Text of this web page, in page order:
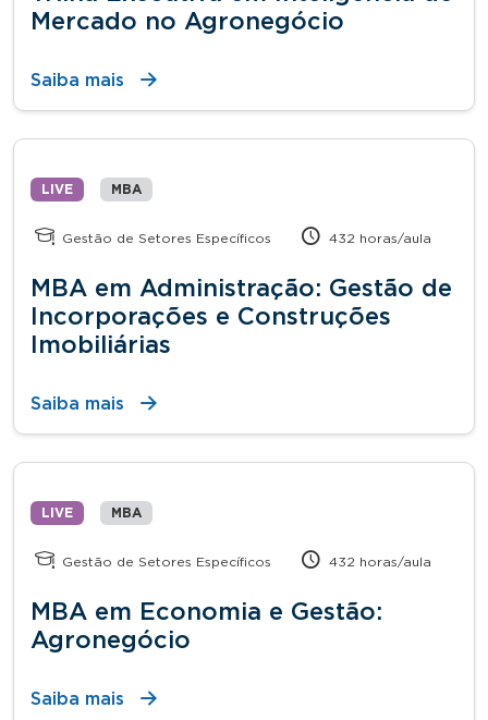
Mercado no Agronegócio
Saiba mais
LIVE MBA
Gestão de Setores Específicos 432 horas/aula
MBA em Administração: Gestão de
Incorporações e Construções
Imobiliárias
Saiba mais
LIVE MBA
Gestão de Setores Específicos 432 horas/aula
MBA em Economia e Gestão:
Agronegócio
Saiba mais